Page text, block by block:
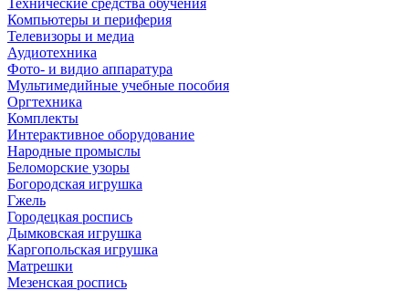
Технические средства обучения
Компьютеры и периферия
Телевизоры и медиа
Аудиотехника
Фото- и видио аппаратура
Мультимедийные учебные пособия
Оргтехника
Комплекты
Интерактивное оборудование
Народные промыслы
Беломорские узоры
Богородская игрушка
Гжель
Городецкая роспись
Дымковская игрушка
Каргопольская игрушка
Матрешки
Мезенская роспись